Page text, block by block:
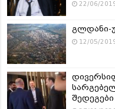
22/06/
გლდანი-
12/05/
შედეგები